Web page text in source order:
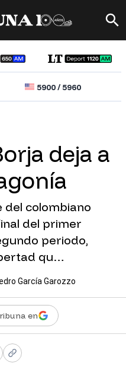
5900/5960
deja a
del colombiano
del primer
periodo,
qu…
García Garozzo
en
Copy link